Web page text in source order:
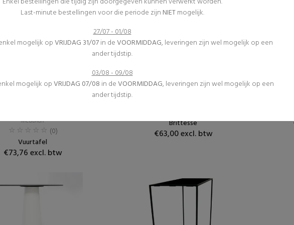
Meubilair
(0)
Vuurtafel
€73,76 excl. btw
Brittesse
€63,00 excl. btw
Last-minute bestellingen voor die periode zijn NIETmogelijk.
27/07 - 01/08
mogelijk opVRIJDAG 31/07in deVOORMIDDAG, leveringen zijn wel mogelijk op een
ander tijdstip.
03/08 - 09/08
mogelijk opVRIJDAG 07/08 in deVOORMIDDAG, leveringen zijn wel mogelijk op een
ander tijdstip.